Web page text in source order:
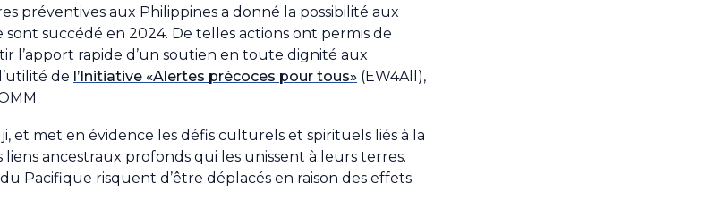
préventives aux Philippines a donné la possibilité aux
succédé en 2024. De telles actions ont permis de
l’apport rapide d’un soutien en toute dignité aux
de l’Initiative «Alertes précoces pour tous» (EW4All),
et met en évidence les défis culturels et spirituels liés à la
ancestraux profonds qui les unissent à leurs terres.
Pacifique risquent d’être déplacés en raison des effets